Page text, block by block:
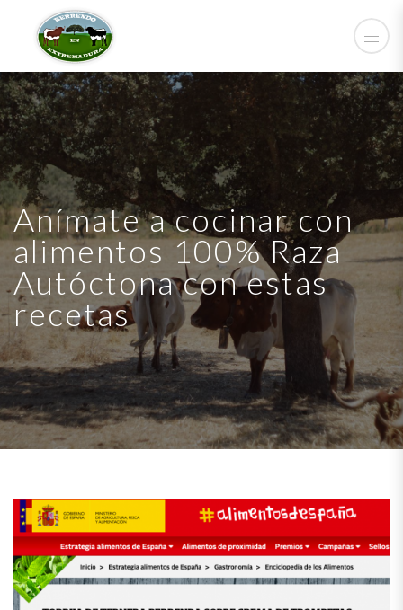
Anímate a cocinar con
alimentos 100% Raza
Autóctona con estas
recetas